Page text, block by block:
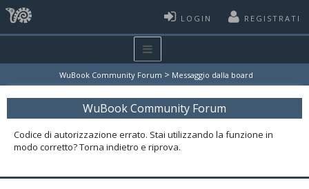
LOGIN REGISTRATI
WuBook Community Forum > Messaggio dalla board
WuBook Community Forum
Codice di autorizzazione errato. Stai utilizzando la funzione in
modo corretto? Torna indietro e riprova.